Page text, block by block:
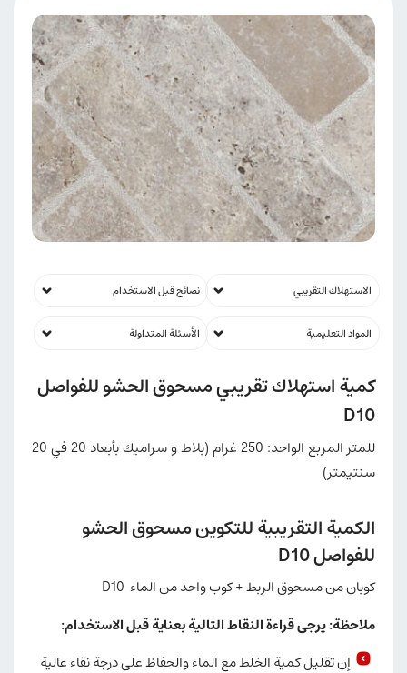
الاستهلاك التقريبي نصائح قبل الاستخدام
المواد التعليمية الأسئلة المتداولة
كمية استهلاك تقريبي مسحوق الحشو للفواصل
D10
للمتر المربع الواحد: 250 غرام (بلاط و سراميك بأبعاد 20 في 20
سنتيمتر)
الكمية التقريبية للتكوين مسحوق الحشو
للفواصل D10
كوبان من مسحوق الربط + كوب واحد من الماء D10
ملاحظة: يرجى قراءة النقاط التالية بعناية قبل الاستخدام:
إن تقليل كمية الخلط مع الماء والحفاظ على درجة نقاء عالية